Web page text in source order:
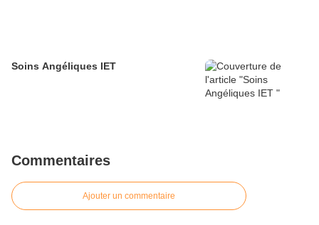
Soins Angéliques IET
Commentaires
Ajouter un commentaire